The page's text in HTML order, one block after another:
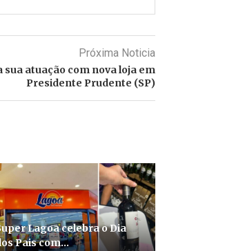
Próxima Noticia
sua atuação com nova loja em
Presidente Prudente (SP)
Lagoa celebra o Dia
Pais com...